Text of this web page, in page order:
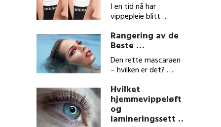
I en tid nå har
vippepleie blitt …
Rangering av de
Beste …
Den rette mascaraen
– hvilken er det? …
Hvilket
hjemmevippeløft
og
lamineringssett …